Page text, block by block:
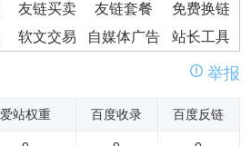
友链买卖 友链套餐
免费换链
软文交易 自媒体广告 站长工具
举报
爱站权重 百度收录 百度反链